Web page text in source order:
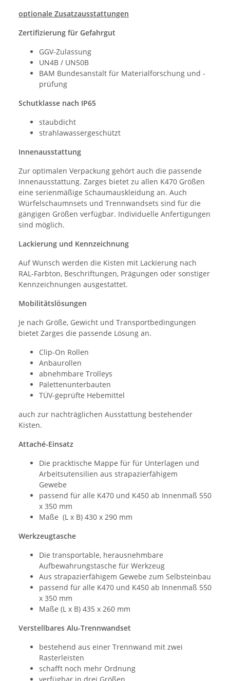
optionale Zusatzausstattungen
Zertifizierung für Gefahrgut
GGV-Zulassung
UN4B / UN50B
BAM Bundesanstalt für Materialforschung und -
prüfung
Schutklasse nach IP65
staubdicht
strahlawassergeschützt
Innenausstattung
Zur optimalen Verpackung gehört auch die passende
Innenausstattung. Zarges bietet zu allen K470 Größen
eine serienmäßige Schaumauskleidung an. Auch
Würfelschaumnsets und Trennwandsets sind für die
gängigen Größen verfügbar. Individuelle Anfertigungen
sind möglich.
Lackierung und Kennzeichnung
Auf Wunsch werden die Kisten mit Lackierung nach
RAL-Farbton, Beschriftungen, Prägungen oder sonstiger
Kennzeichnungen ausgestattet.
Mobilitätslösungen
Je nach Größe, Gewicht und Transportbedingungen
bietet Zarges die passende Lösung an.
Clip-On Rollen
Anbaurollen
abnehmbare Trolleys
Palettenunterbauten
TÜV-geprüfte Hebemittel
auch zur nachträglichen Ausstattung bestehender
Kisten.
Attaché-Einsatz
Die pracktische Mappe für für Unterlagen und
Arbeitsutensilien aus strapazierfähigem
Gewebe
passend für alle K470 und K450 ab Innenmaß 550
x 350 mm
Maße (L x B) 430 x 290 mm
Werkzeugtasche
Die transportable, herausnehmbare
Aufbewahrungstasche für Werkzeug
Aus strapazierfähigem Gewebe zum Selbsteinbau
passend für alle K470 und K450 ab Innenmaß 550
x 350 mm
Maße (L x B) 435 x 260 mm
Verstellbares Alu-Trennwandset
bestehend aus einer Trennwand mit zwei
Rasterleisten
schafft noch mehr Ordnung